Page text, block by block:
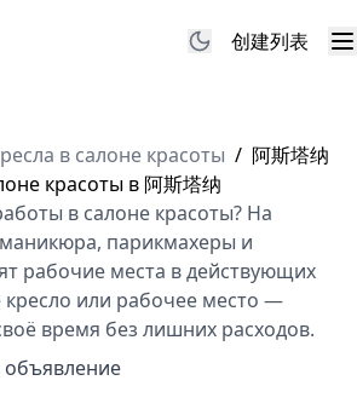
创建列表
в салоне красоты / 阿斯塔纳
красоты в 阿斯塔纳
в салоне красоты? На
парикмахеры и
рабочие места в действующих
кресло или рабочее место —
время без лишних расходов.
объявление